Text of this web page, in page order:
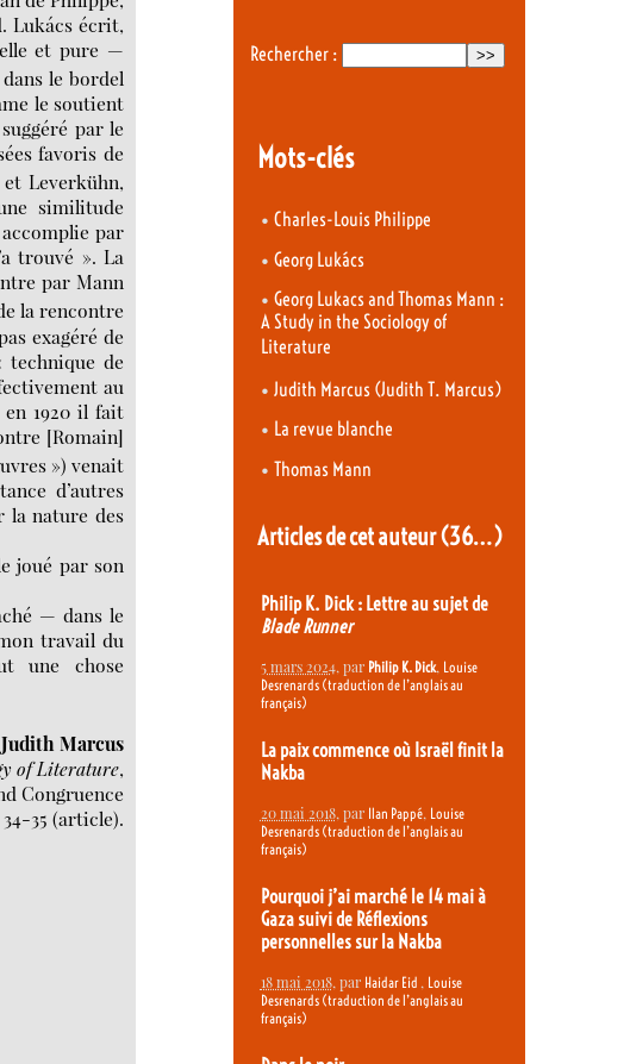
Lukács écrit,
et pure —
le bordel
le soutient
par le
favoris de
Leverkühn,
similitude
par
trouvé ». La
par Mann
la rencontre
exagéré de
de
au
1920 il fait
[Romain]
») venait
d’autres
la nature des
joué par son
— dans le
travail du
une chose
Judith Marcus
of Literature,
Congruence
35 (article).
Rechercher :
Mots-clés
• Charles-Louis Philippe
• Georg Lukács
• Georg Lukacs and Thomas Mann :
A Study in the Sociology of
Literature
• Judith Marcus (Judith T. Marcus)
• La revue blanche
• Thomas Mann
Articles de cet auteur(36…)
Philip K. Dick : Lettre au sujet de
Blade Runner
5 mars 2024, par Philip K. Dick, Louise
Desrenards (traduction de l’anglais au
français)
La paix commence où Israël finit la
Nakba
20 mai 2018, par Ilan Pappé, Louise
Desrenards (traduction de l’anglais au
français)
Pourquoi j’ai marché le 14 mai à
Gaza suivi de Réflexions
personnelles sur la Nakba
18 mai 2018, par Haidar Eid , Louise
Desrenards (traduction de l’anglais au
français)